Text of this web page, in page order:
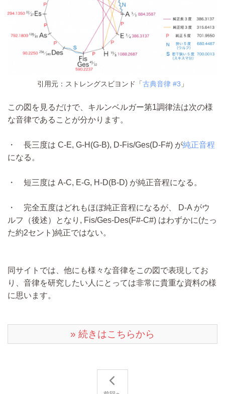
引用元：ストレングスビヨンド「古典音律 #3 」
この図を見るだけで、キルンベルガー第1調律法は次の様
な音律であることが分かります。
・ 長三度は C-E, G-H(G-B), D-Fis/Ges(D-F#) が純正音程
になる。
・ 短三度は A-C, E-G, H-D(B-D) が純正音程になる。
・ 完全五度はどれもほぼ純正音程になるが、 D-A がウ
ルフ（後述）となり, Fis/Ges-Des(F#-C#) はわずかに(たっ
た約2セント)純正ではない。
同サイトでは、他にも様々な音律をこの図で表現してお
り、音律を研究したい人にとっては非常に貴重な資料の様
に思います。
» 続きはこちらから